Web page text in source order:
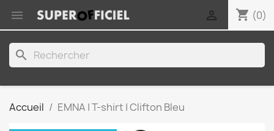
 shopping_cart (0)

search
Accueil EMNA | T-shirt | Clifton Bleu